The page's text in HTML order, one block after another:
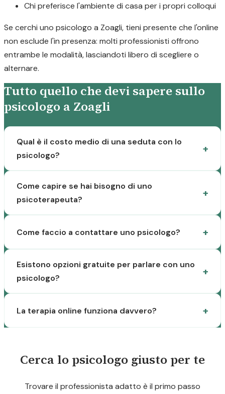
Chi preferisce l'ambiente di casa per i propri colloqui
Se cerchi uno psicologo a Zoagli, tieni presente che l'online
non esclude l'in presenza: molti professionisti offrono
entrambe le modalità, lasciandoti libero di scegliere o
alternare.
Tutto quello che devi sapere sullo
psicologo a Zoagli
Qual è il costo medio di una seduta con lo
psicologo?
Come capire se hai bisogno di uno
psicoterapeuta?
Come faccio a contattare uno psicologo?
Esistono opzioni gratuite per parlare con uno
psicologo?
La terapia online funziona davvero?
Cerca lo psicologo giusto per te
Trovare il professionista adatto è il primo passo